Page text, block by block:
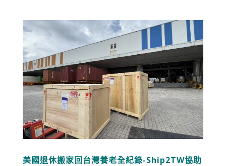
美國退休搬家回台灣養老全紀錄-Ship2TW協助